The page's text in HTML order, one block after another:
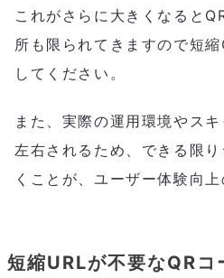
これがさらに大きくなると
所も限られてきますので短
してください。
また、実際の運用環境やス
左右されるため、できる限
くことが、ユーザー体験向上
短縮URLが不要なQRコ